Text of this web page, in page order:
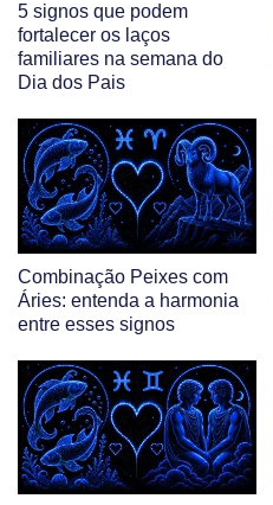
5 signos que podem
fortalecer os laços
familiares na semana do
Dia dos Pais
Combinação Peixes com
Áries: entenda a harmonia
entre esses signos